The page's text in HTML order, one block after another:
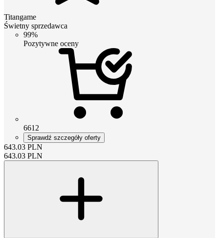
Titangame
Świetny sprzedawca
99%
Pozytywne oceny
6612
Sprawdź szczegóły oferty
643.03 PLN
643.03 PLN